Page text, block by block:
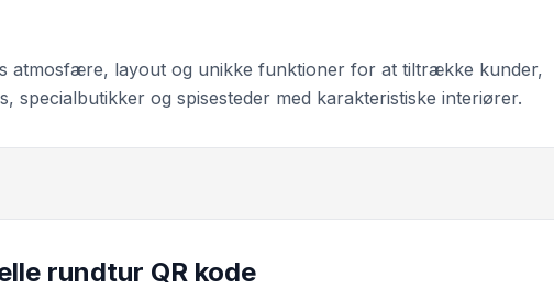
atmosfære, layout og unikke funktioner for at tiltrække kunder,
specialbutikker og spisesteder med karakteristiske interiører.
rundtur QR kode